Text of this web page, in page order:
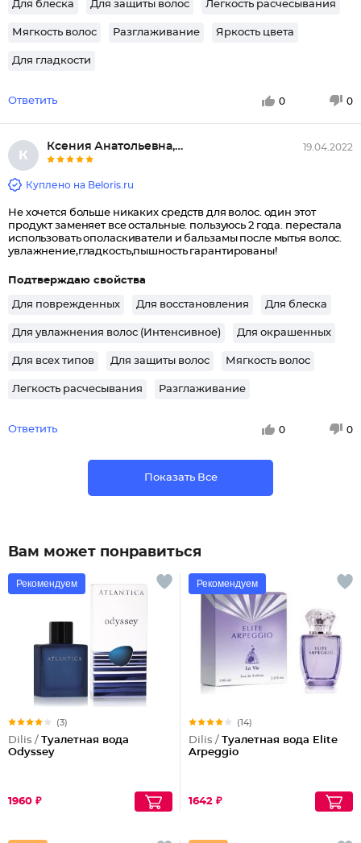
Для блеска Для защиты волос Легкость расчесывания
Мягкость волос Разглаживание Яркость цвета
Для гладкости
Ответить 0 0
К
Ксения Анатольевна, Южно-Сахал... 19.04.2022
Куплено на Beloris.ru
Не хочется больше никаких средств для волос. один этот
продукт заменяет все остальные. пользуюсь 2 года. перестала
использовать ополаскиватели и бальзамы после мытья волос.
увлажнение,гладкость,пышность гарантированы!
Подтверждаю свойства
Для поврежденных Для восстановления Для блеска
Для увлажнения волос (Интенсивное) Для окрашенных
Для всех типов Для защиты волос Мягкость волос
Легкость расчесывания Разглаживание
Ответить 0 0
Показать Все
Вам может понравиться
Рекомендуем
(3)
Dilis / Туалетная вода
Odyssey
1960 ₽
Рекомендуем
(14)
Dilis / Туалетная вода Elite
Arpeggio
1642 ₽